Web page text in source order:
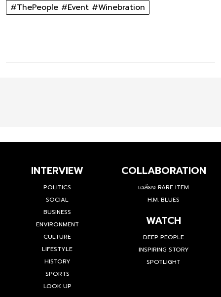
#ThePeople #Event #Winebration
INTERVIEW
POLITICS
SOCIAL
BUSINESS
ENVIRONMENT
CULTURE
LIFESTYLE
HISTORY
SPORTS
LOOK UP
COLLABORATION
เฉลียง RARE ITEM
H.M. BLUES
WATCH
DEEP PEOPLE
INSPIRING STORY
SPOTLIGHT